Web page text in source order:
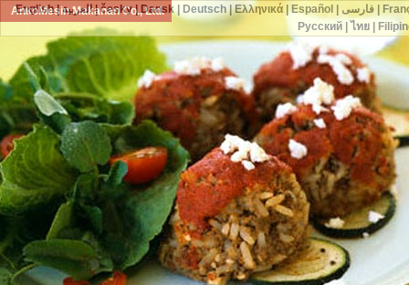
AnkoMesin Makanan Co., Ltd.
English|العربية|česky| Dansk| Deutsch|Ελληνικά|Español فارسی|
Русский| ไทย|